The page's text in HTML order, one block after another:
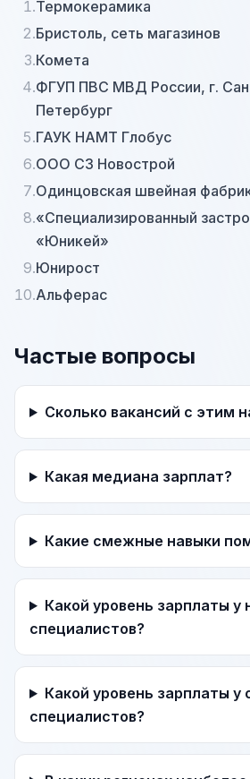
1.Термокерамика
2.Бристоль, сеть магазинов
3.Комета
4.ФГУП ПВС МВД России, г.
Петербург
5.ГАУК НАМТ Глобус
6.ООО СЗ Новострой
7.Одинцовская швейная
8.«Специализированный
«Юникей»
9.Юнирост
10.Альферас
Частые вопросы
Сколько вакансий с этим
Какая медиана зарплат?
Какие смежные навыки
Какой уровень зарплаты
специалистов?
Какой уровень зарплаты у
специалистов?